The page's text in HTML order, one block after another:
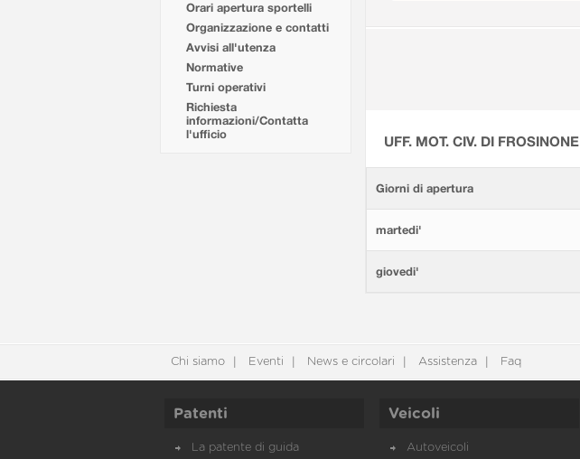
Orari apertura sportelli
Organizzazione e contatti
Avvisi all'utenza
Normative
Turni operativi
Richiesta
informazioni/Contatta
l'ufficio
UFF. MOT. CIV. DI FROSINONE
Giorni di apertura
martedi'
giovedi'
Chi siamo Eventi News e circolari Assistenza Faq
Patenti
La patente di guida
Veicoli
Autoveicoli